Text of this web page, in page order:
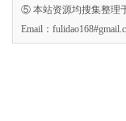
⑤ 本站资源均搜集整理
Email：